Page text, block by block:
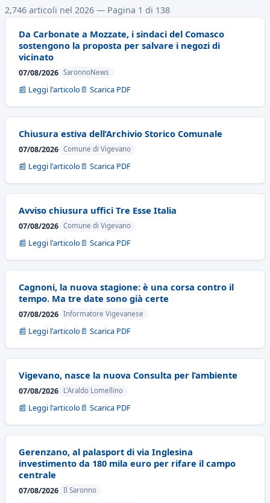
2,746 articoli nel 2026 — Pagina 1 di 138
Da Carbonate a Mozzate, i sindaci del Comasco
sostengono la proposta per salvare i negozi di
vicinato
07/08/2026 SaronnoNews
📰 Leggi l'articolo 📄 Scarica PDF
Chiusura estiva dell’Archivio Storico Comunale
07/08/2026 Comune di Vigevano
📰 Leggi l'articolo 📄 Scarica PDF
Avviso chiusura uffici Tre Esse Italia
07/08/2026 Comune di Vigevano
📰 Leggi l'articolo 📄 Scarica PDF
Cagnoni, la nuova stagione: è una corsa contro il
tempo. Ma tre date sono già certe
07/08/2026 Informatore Vigevanese
📰 Leggi l'articolo 📄 Scarica PDF
Vigevano, nasce la nuova Consulta per l’ambiente
07/08/2026 L'Araldo Lomellino
📰 Leggi l'articolo 📄 Scarica PDF
Gerenzano, al palasport di via Inglesina
investimento da 180 mila euro per rifare il campo
centrale
07/08/2026 Il Saronno